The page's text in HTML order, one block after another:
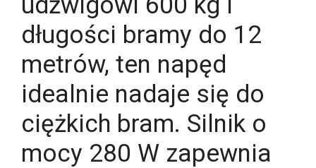
długości bramy do 12
metrów, ten napęd
idealnie nadaje się do
ciężkich bram. Silnik o
mocy 280 W zapewnia